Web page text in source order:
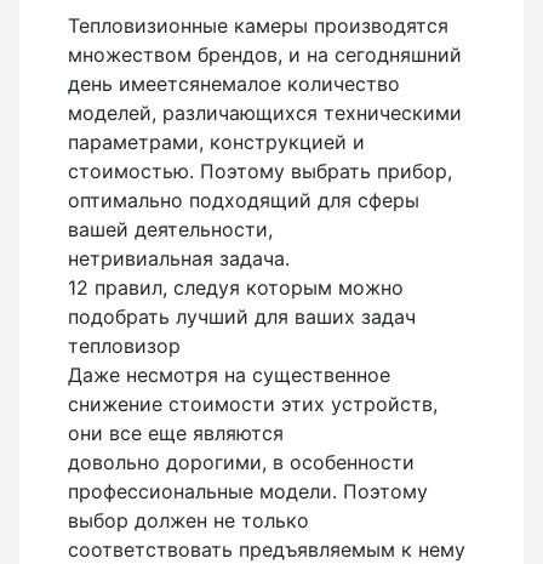
Тепловизионные камеры производятся
множеством брендов, и на сегодняшний
день имеетсянемалое количество
моделей, различающихся техническими
параметрами, конструкцией и
стоимостью. Поэтому выбрать прибор,
оптимально подходящий для сферы
вашей деятельности,
нетривиальная задача.
12 правил, следуя которым можно
подобрать лучший для ваших задач
тепловизор
Даже несмотря на существенное
снижение стоимости этих устройств,
они все еще являются
довольно дорогими, в особенности
профессиональные модели. Поэтому
выбор должен не только
соответствовать предъявляемым к нему
Показать еще
Дальномеры
Дальномеры рулетки лазерные
Дальномеры оптические для охоты
Лазерный датчик расстояния
Дорожные колеса (курвиметры)
Аксессуары к дорожным колесам
Колесо измерительное